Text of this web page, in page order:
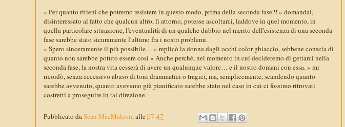
« Per quanto ritieni che potremo resistere in questo modo, prima della seconda fase?! » domandai,
disinteressato al fatto che qualcun altro, lì attorno, potesse ascoltarci, laddove in quel momento, in
quella particolare situazione, l'eventualità di un qualche dubbio nel merito dell'esistenza di una seconda
fase sarebbe stato sicuramente l'ultimo fra i nostri problemi.
« Spero sinceramente il più possibile… » replicò la donna dagli occhi color ghiaccio, sebbene conscia di
quanto non sarebbe potuto essere così « Anche perché, nel momento in cui decideremo di gettarci nella
seconda fase, la nostra vita cesserà di avere un qualunque valore… e il nostro domani con essa. » mi
ricordò, senza eccessivo abuso di toni drammatici o tragici, ma, semplicemente, scandendo quanto
sarebbe avvenuto, quanto avevamo già pianificato sarebbe stato nel caso in cui ci fossimo ritrovati
costretti a proseguire in tal direzione.
Pubblicato daSean MacMalcomalle 07:47